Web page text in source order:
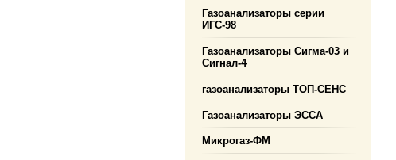
Газоанализаторы серии
ИГС-98
Газоанализаторы Сигма-03 и
Сигнал-4
газоанализаторы ТОП-СЕНС
Газоанализаторы ЭССА
Микрогаз-ФМ